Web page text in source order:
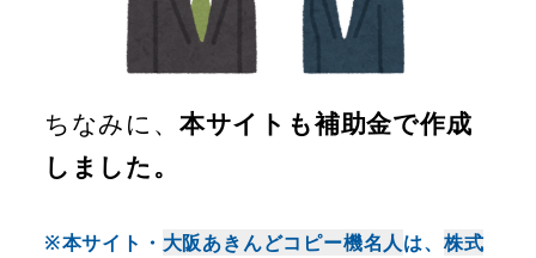
ちなみに、 本サイトも補助金で作成
しました。
※本サイト・ 大阪あきんどコピー機名人は、 株式